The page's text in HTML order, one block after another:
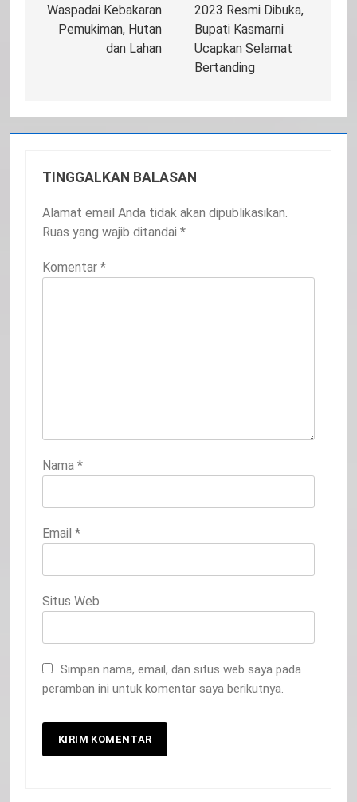
Waspadai Kebakaran
Pemukiman, Hutan
dan Lahan
2023 Resmi Dibuka,
Bupati Kasmarni
Ucapkan Selamat
Bertanding
TINGGALKAN BALASAN
Alamat email Anda tidak akan dipublikasikan.
Ruas yang wajib ditandai *
Komentar *
Nama *
Email *
Situs Web
Simpan nama, email, dan situs web saya pada
peramban ini untuk komentar saya berikutnya.